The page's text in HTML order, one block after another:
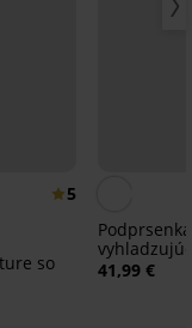
5
so
41,99 €